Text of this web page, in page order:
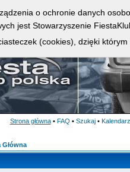
Strona główna • FAQ • Szukaj • Kalendarz
o ochronie danych
jest Stowarzyszenie
(cookies), dzięki